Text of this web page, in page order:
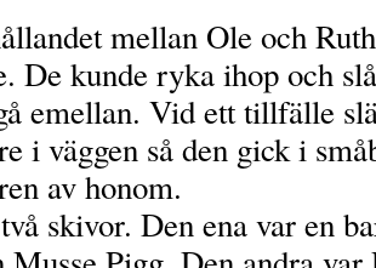
mellan Ole och
De kunde ryka ihop och
emellan. Vid ett tillfälle
i väggen så den gick i
av honom.
skivor. Den ena var en